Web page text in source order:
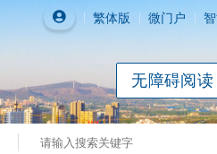
繁体版 微门户
无障碍阅读